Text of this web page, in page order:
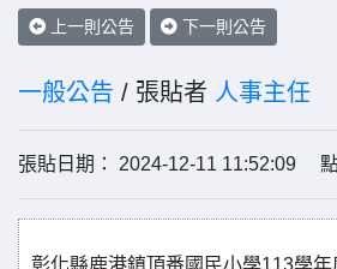
上一則公告 下一則公告
一般公告 / 張貼者 人事主任
張貼日期： 2024-12-11 11:52:09 點
彰化縣鹿港鎮頂番國民小學113學